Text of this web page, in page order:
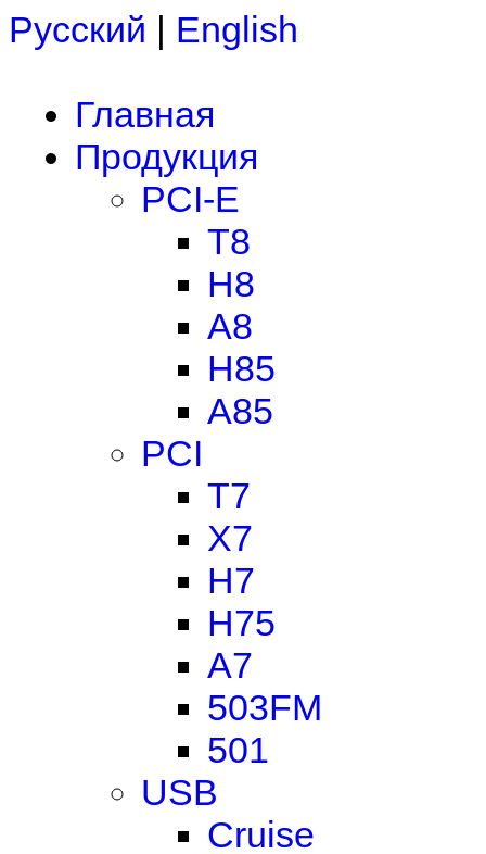
Русский | English
Главная
Продукция
PCI-E
T8
H8
A8
H85
A85
PCI
T7
X7
H7
H75
A7
503FM
501
USB
Cruise